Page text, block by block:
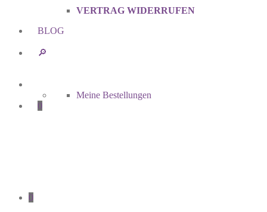
VERTRAG WIDERRUFEN
BLOG
🔎︎
Meine Bestellungen
0
0